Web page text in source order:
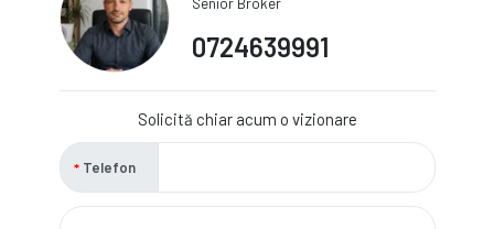
0724639991
Solicită chiar acum o vizionare
Telefon